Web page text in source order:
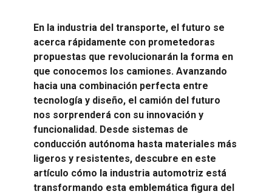
En la industria del transporte, el futuro se
acerca rápidamente con prometedoras
propuestas que revolucionarán la forma en
que conocemos los camiones. Avanzando
hacia una combinación perfecta entre
tecnología y diseño, el camión del futuro
nos sorprenderá con su innovación y
funcionalidad. Desde sistemas de
conducción autónoma hasta materiales más
ligeros y resistentes, descubre en este
artículo cómo la industria automotriz está
transformando esta emblemática figura del